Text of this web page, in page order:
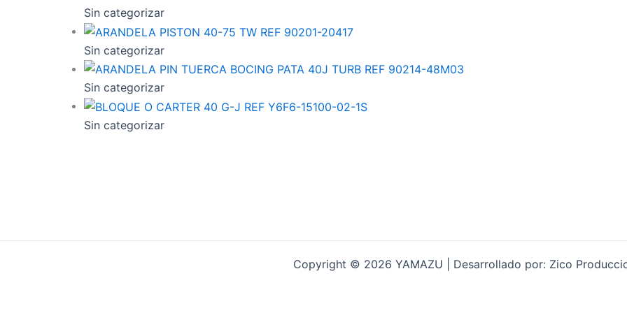
Sin categorizar
Sin categorizar
Sin categorizar
Sin categorizar
Copyright © 2026 YAMAZU | Desarrollado por: Zico